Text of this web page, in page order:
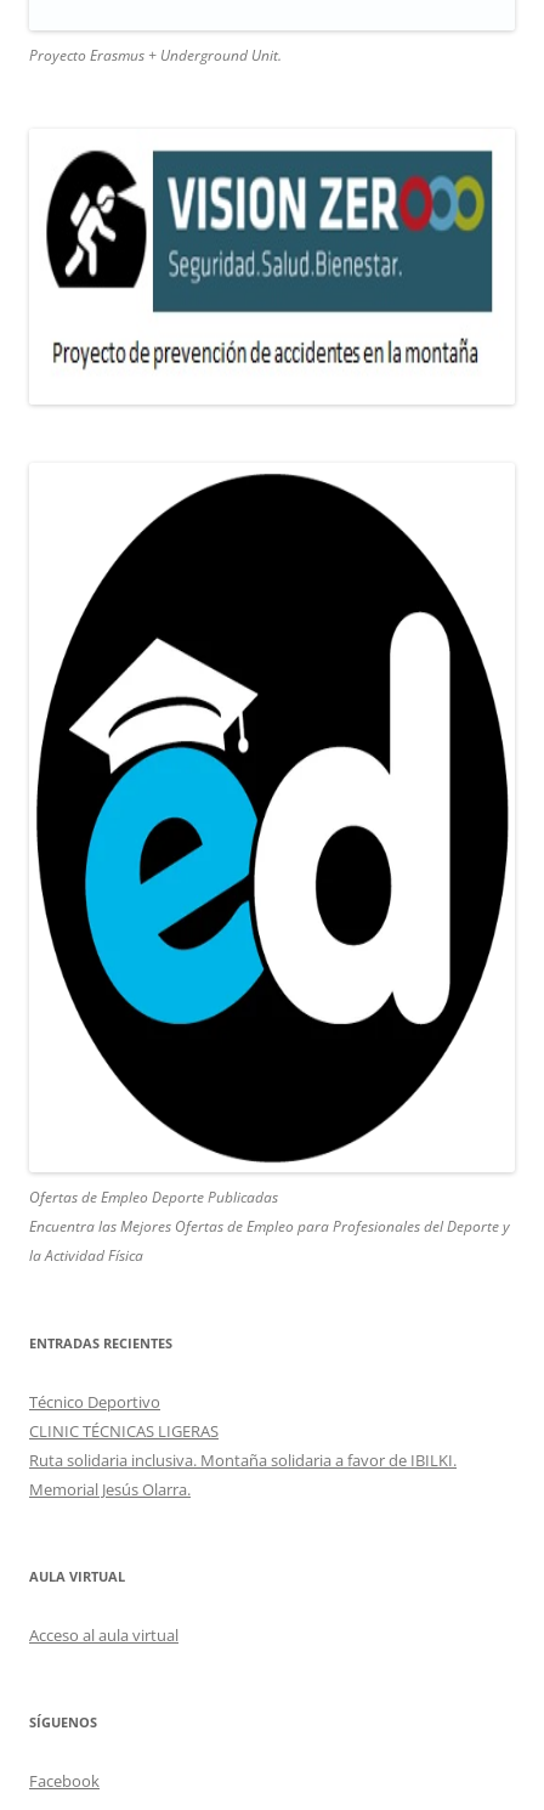
Proyecto Erasmus + Underground Unit.
Ofertas de Empleo Deporte Publicadas
Encuentra las Mejores Ofertas de Empleo para Profesionales del Deporte y
la Actividad Física
ENTRADAS RECIENTES
Técnico Deportivo
CLINIC TÉCNICAS LIGERAS
Ruta solidaria inclusiva. Montaña solidaria a favor de IBILKI.
Memorial Jesús Olarra.
AULA VIRTUAL
Acceso al aula virtual
SÍGUENOS
Facebook